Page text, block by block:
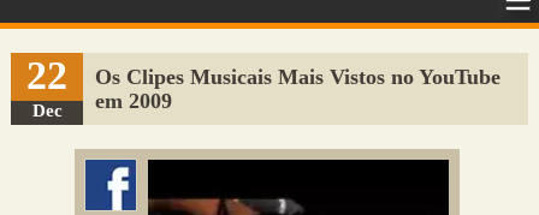
Sugerir Link
Adicionar Blog
Colmeia Exchange
Perguntas Frequentes
22
Dec
Os Clipes Musicais Mais Vistos no YouTube
em 2009